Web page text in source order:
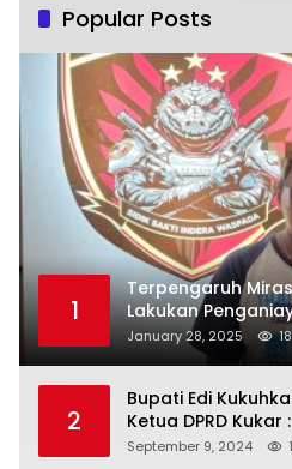
Popular Posts
1
Terpengaruh
Lakukan
Sendiri
January 28, 2025
2
Bupati Edi
Ketua DPRD
Dengan Baik Untuk
September 9, 2024